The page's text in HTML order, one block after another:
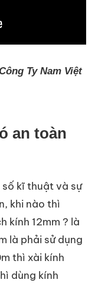
Ty Nam Việt
an toàn
kĩ thuật và sự
khi nào thì
kính 12mm ? là
là phải sử dụng
thì xài kính
dùng kính